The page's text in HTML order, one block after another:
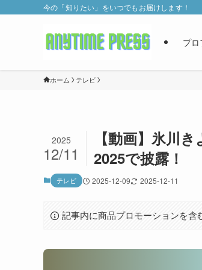
今の「知りたい」をいつでもお届けします！
プ
ホーム テレビ
【動画】氷川
2025で披露！
2025
12/11
テレビ 2025-12-09 2025-12-11
記事内に商品プロモーションを含